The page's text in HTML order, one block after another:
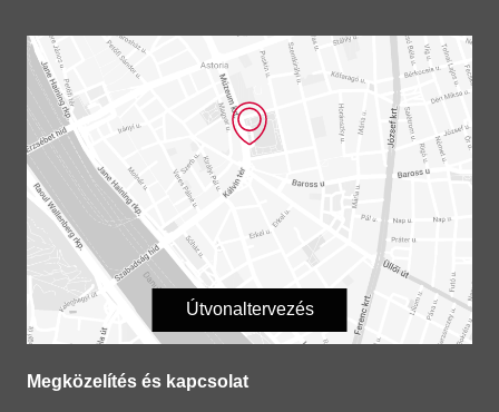
Útvonaltervezés
Megközelítés és kapcsolat